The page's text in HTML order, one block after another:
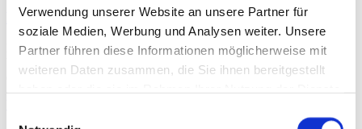
Verwendung unserer Website an unsere Partner für
soziale Medien, Werbung und Analysen weiter. Unsere
Partner führen diese Informationen möglicherweise mit
weiteren Daten zusammen, die Sie ihnen bereitgestellt
RED-S
Klettern gehört, wie viel andere Sportarten auch, zu den Sportarten,
bei denen ein niedriges Körpergewicht von Vorteil ist. Dies führt
dazu, dass viele Sportler auf